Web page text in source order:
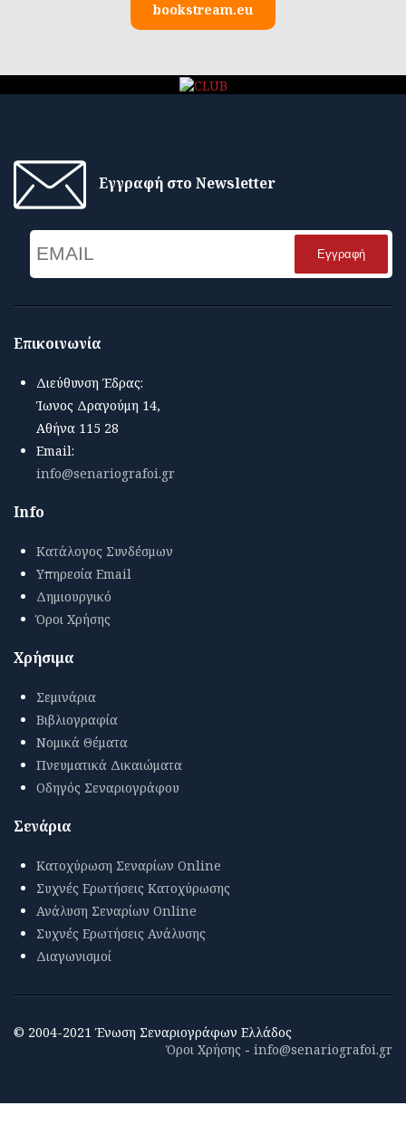
bookstream.eu
Εγγραφή στο Newsletter
Name
Επικοινωνία
Διεύθυνση Έδρας:
Ίωνος Δραγούμη 14,
Αθήνα 115 28
Email:
info@senariografoi.gr
Info
Κατάλογος Συνδέσμων
Υπηρεσία Email
Δημιουργικό
Όροι Χρήσης
Χρήσιμα
Σεμινάρια
Βιβλιογραφία
Νομικά Θέματα
Πνευματικά Δικαιώματα
Οδηγός Σεναριογράφου
Σενάρια
Κατοχύρωση Σεναρίων Online
Συχνές Ερωτήσεις Κατοχύρωσης
Ανάλυση Σεναρίων Online
Συχνές Ερωτήσεις Ανάλυσης
Διαγωνισμοί
© 2004-2021 Ένωση Σεναριογράφων Ελλάδος
Όροι Χρήσης - info@senariografoi.gr